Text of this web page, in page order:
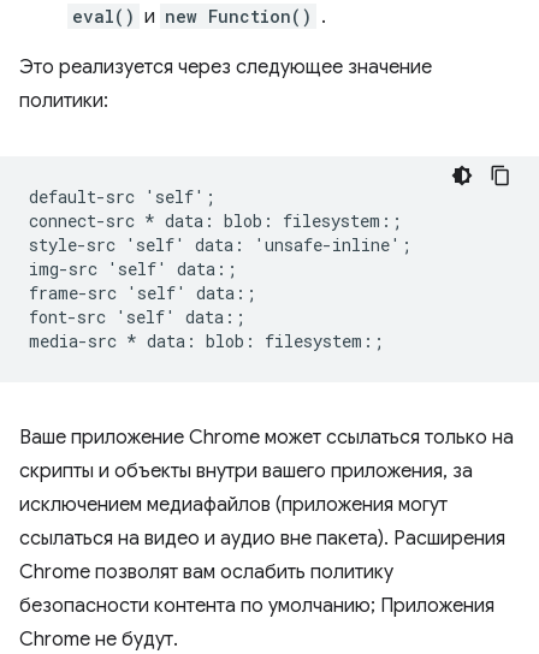
eval() и new Function() .
Это реализуется через следующее значение
политики:
default-src 'self';
connect-src * data: blob: filesystem:;
style-src 'self' data: 'unsafe-inline';
img-src 'self' data:;
frame-src 'self' data:;
font-src 'self' data:;
Ваше приложение Chrome может ссылаться только на
скрипты и объекты внутри вашего приложения, за
исключением медиафайлов (приложения могут
ссылаться на видео и аудио вне пакета). Расширения
Chrome позволят вам ослабить политику
безопасности контента по умолчанию; Приложения
Chrome не будут.